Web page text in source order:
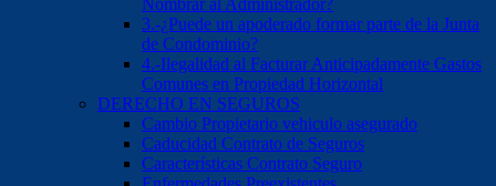
Nombrar al Administrador?
3.-¿Puede un apoderado formar parte de la Junta
de Condominio?
4.-Ilegalidad al Facturar Anticipadamente Gastos
Comunes en Propiedad Horizontal
DERECHO EN SEGUROS
Cambio Propietario vehiculo asegurado
Caducidad Contrato de Seguros
Características Contrato Seguro